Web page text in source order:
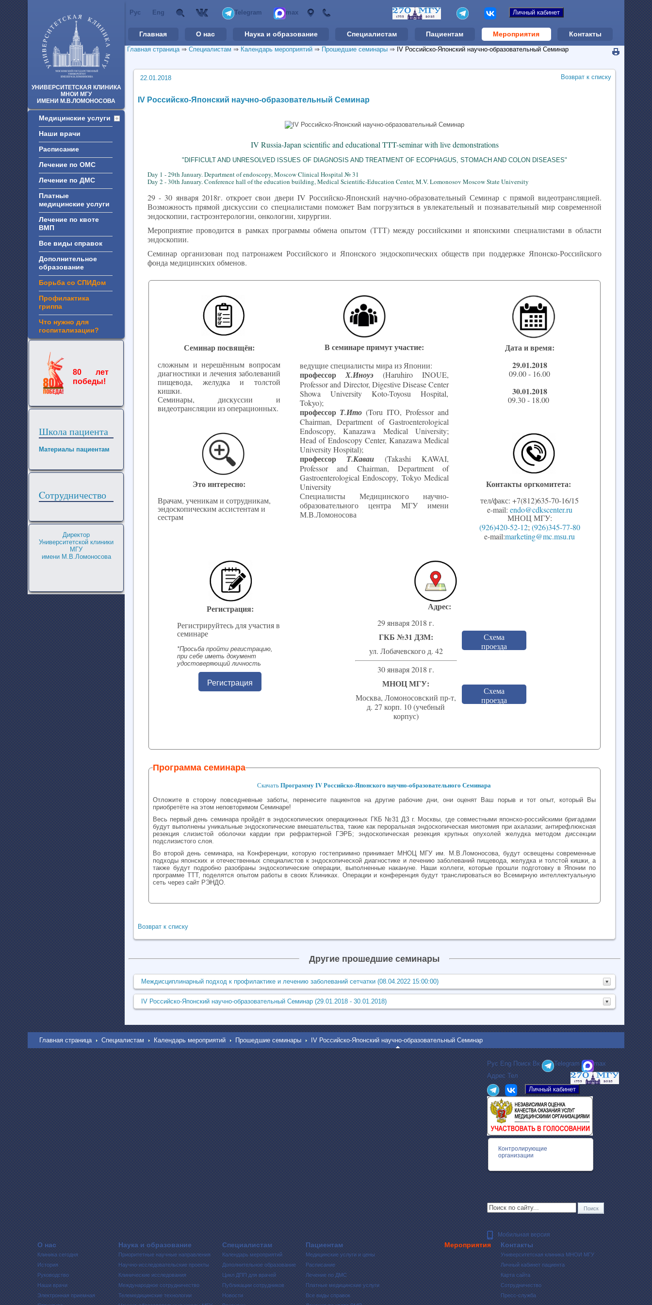
УНИВЕРСИТЕТСКАЯ КЛИНИКА
МНОИ МГУ
ИМЕНИ М.В.ЛОМОНОСОВА
Медицинские услуги
Наши врачи
Расписание
Лечение по ОМС
Лечение по ДМС
Платные
медицинские услуги
Лечение по квоте
ВМП
Все виды справок
Дополнительное
образование
Борьба со СПИДом
Профилактика
гриппа
Что нужно для
госпитализации?
80 лет
победы!
Школа пациента
Материалы пациентам
Cотрудничество
Директор
Университетской клиники
МГУ
имени М.В.Ломоносова
Рус Eng Telegram max
Главная О нас Наука и образование Специалистам Пациентам Мероприятия Контакты
Главная страница⇒ Специалистам ⇒ Календарь мероприятий ⇒ Прошедшие семинары ⇒ IV Российско-Японский научно-образовательный Семинар
22.01.2018 Возврат к списку
IV Российско-Японский научно-образовательный Семинар
IV Russia-Japan scientific and educational TTT-seminar with live demonstrations
"DIFFICULT AND UNRESOLVED ISSUES OF DIAGNOSIS AND TREATMENT OF ECOPHAGUS, STOMACH AND COLON DISEASES"
Day 1 - 29th January. Department of endoscopy, Moscow Clinical Hospital № 31
Day 2 - 30th January. Conference hall of the education building, Medical Scientific-Education Center, M.V. Lomonosov Moscow State University
29 - 30 января 2018г. откроет свои двери IV Российско-Японский научно-образовательный Семинар с прямой видеотрансляцией.
Возможность прямой дискуссии со специалистами поможет Вам погрузиться в увлекательный и познавательный мир современной
эндоскопии, гастроэнтерологии, онкологии, хирургии.
Мероприятие проводится в рамках программы обмена опытом (ТТТ) между российскими и японскими специалистами в области
эндоскопии.
Семинар организован под патронажем Российского и Японского эндоскопических обществ при поддержке Японско-Российского
фонда медицинских обменов.
Семинар посвящён:
сложным и нерешённым вопросам
диагностики и лечения заболеваний
пищевода, желудка и толстой
кишки.
Семинары, дискуссии и
видеотрансляции из операционных.
В семинаре примут участие:
ведущие специалисты мира из Японии:
профессор Х.Иноуэ(Haruhiro INOUE,
Professor and Director, Digestive Disease Center
Showa University Koto-Toyosu Hospital,
Tokyo);
профессор Т.Ито (Toru ITO, Professor and
Chairman, Department of Gastroenterological
Endoscopy, Kanazawa Medical University;
Head of Endoscopy Center, Kanazawa Medical
University Hospital);
профессорТ.Каваи(Takashi KAWAI,
Professor and Chairman, Department of
Gastroenterological Endoscopy, Tokyo Medical
University
Специалисты Медицинского научно-
образовательного центра МГУ имени
М.В.Ломоносова
Дата и время:
29.01.2018
09.00 - 16.00
30.01.2018
09.30 - 18.00
Это интересно:
Врачам, ученикам и сотрудникам,
эндоскопическим ассистентам и
сестрам
Контакты оргкомитета:
тел/факс: +7(812)635-70-16/15
e-mail: endo@cdkscenter.ru
МНОЦ МГУ:
(926)420-52-12; (926)345-77-80
e-mail:marketing@mc.msu.ru
Регистрация:
Регистрируйтесь для участия в
семинаре
*Просьба пройти регистрацию,
при себе иметь документ
удостоверяющий личность
Регистрация
Адрес:
29 января 2018 г.
ГКБ №31 ДЗМ:
ул. Лобачевского д. 42
Схема
проезда
30 января 2018 г.
МНОЦ МГУ:
Москва, Ломоносовский пр-т,
д. 27 корп. 10 (учебный
корпус)
Схема
проезда
Программа семинара
СкачатьПрограмму IV Российско-Японского научно-образовательного Семинара
Отложите в сторону повседневные заботы, перенесите пациентов на другие рабочие дни, они оценят Ваш порыв и тот опыт, который Вы
приобретёте на этом неповторимом Семинаре!
Весь первый день семинара пройдёт в эндоскопических операционных ГКБ №31 ДЗ г. Москвы, где совместными японско-российскими бригадами
будут выполнены уникальные эндоскопические вмешательства, такие как пероральная эндоскопическая миотомия при ахалазии; антирефлюксная
резекция слизистой оболочки кардии при рефрактерной ГЭРБ; эндоскопическая резекция крупных опухолей желудка методом диссекции
подслизистого слоя.
Во второй день семинара, на Конференции, которую гостеприимно принимает МНОЦ МГУ им. М.В.Ломоносова, будут освещены современные
подходы японских и отечественных специалистов к эндоскопической диагностике и лечению заболеваний пищевода, желудка и толстой кишки, а
также будут подробно разобраны эндоскопические операции, выполненные накануне. Наши коллеги, которые прошли подготовку в Японии по
программе ТТТ, поделятся опытом работы в своих Клиниках. Операции и конференция будут транслироваться во Всемирную интеллектуальную
сеть через сайт РЭНДО.
Возврат к списку
Другие прошедшие семинары
Междисциплинарный подход к профилактике и лечению заболеваний сетчатки (08.04.2022 15:00:00)
IV Российско-Японский научно-образовательный Семинар (29.01.2018 - 30.01.2018)
Главная страница Специалистам Календарь мероприятий Прошедшие семинары IV Российско-Японский научно-образовательный Семинар
Рус Eng Поиск Вк Telegram
max
Адрес Тел
Контролирующие
организации
Мобильная версия
О нас
Клиника сегодня
История
Руководство
Наши врачи
Электронная приемная
Наука и образование
Приоритетные научные направления
Научно-исследовательские проекты
Клинические исследования
Международное сотрудничество
Телемедицинские технологии
Специалистам
Календарь мероприятий
Дополнительное образование
Цикл ДПП для врачей
Публикации сотрудников
Новости
Пациентам
Медицинские услуги и цены
Расписание
Лечение по ДМС
Платные медицинские услуги
Все виды справок
Мероприятия Контакты
Университетская клиника МНОИ МГУ
Личный кабинет пациента
Карта сайта
Сотрудничество
Пресс-служба